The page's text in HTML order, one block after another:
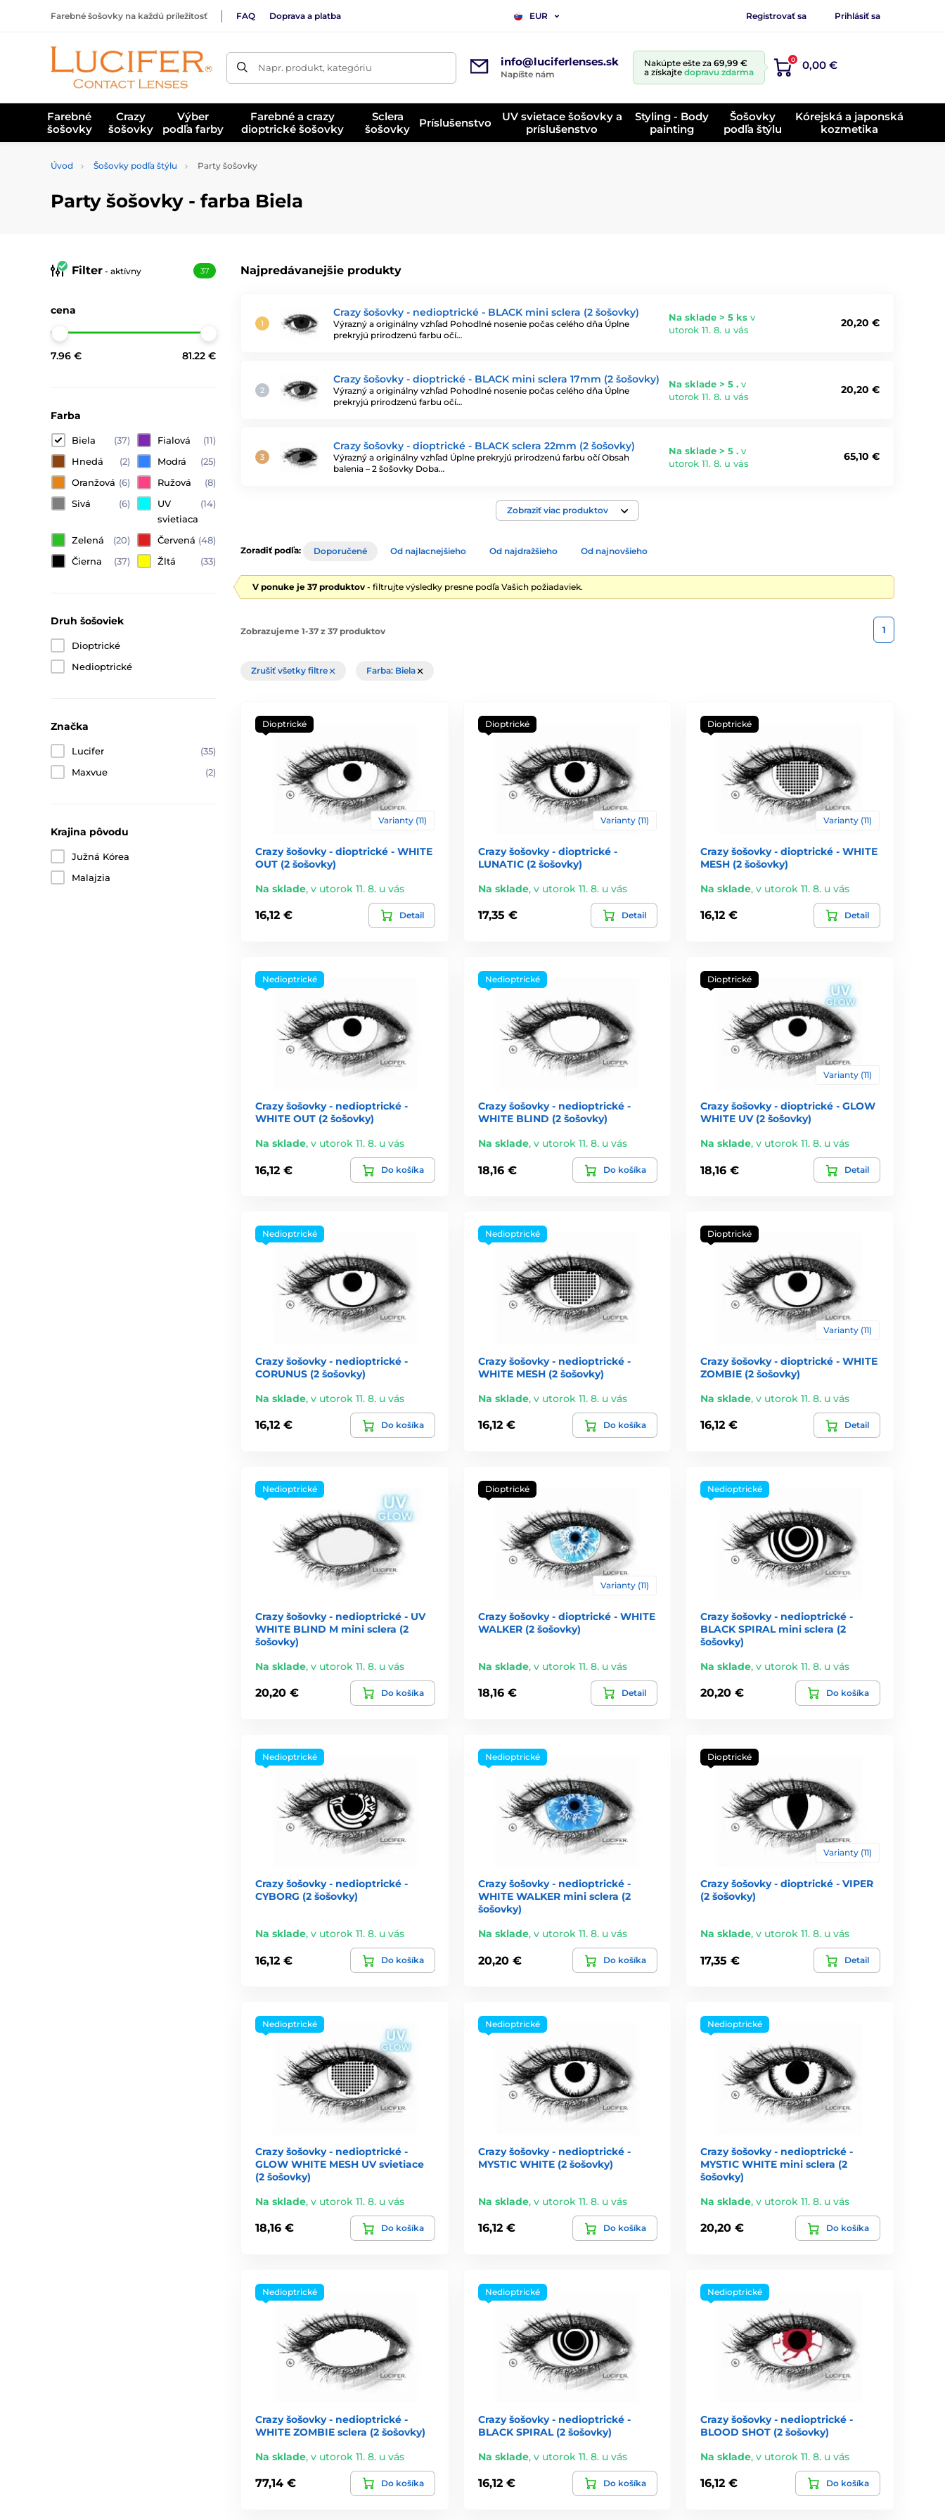
Farebné šošovky na každú príležitosť FAQ Doprava a platba EUR Registrovať sa Prihlásiť sa
Napr. produkt, kategóriu info@luciferlenses.sk
Napíšte nám
Nakúpte ešte za 69,99 €
a získajte dopravu zdarma
0 0,00 €
Farebné
šošovky
Crazy
šošovky
Výber
podľa farby
Farebné a crazy
dioptrické šošovky
Sclera
šošovky
Príslušenstvo
UV svietace šošovky a
príslušenstvo
Styling - Body
painting
Šošovky
podľa štýlu
Kórejská a japonská
kozmetika
Úvod Šošovky podľa štýlu Party šošovky
Party šošovky - farba Biela
Najpredávanejšie produkty
Crazy šošovky - nedioptrické - BLACK mini sclera (2 šošovky)
Výrazný a originálny vzhľad Pohodlné nosenie počas celého dňa Úplne
prekryjú prirodzenú farbu očí…
Na sklade > 5 ks v
utorok 11. 8. u vás
20,20 €
Crazy šošovky - dioptrické - BLACK mini sclera 17mm (2 šošovky)
Výrazný a originálny vzhľad Pohodlné nosenie počas celého dňa Úplne
prekryjú prirodzenú farbu očí…
Na sklade > 5 . v
utorok 11. 8. u vás
20,20 €
Crazy šošovky - dioptrické - BLACK sclera 22mm (2 šošovky)
Výrazný a originálny vzhľad Úplne prekryjú prirodzenú farbu očí Obsah
balenia – 2 šošovky Doba…
Na sklade > 5 . v
utorok 11. 8. u vás
65,10 €
Zobraziť viac produktov
Filter - aktívny 37
cena
7.96 € 81.22 €
Farba
Biela (37) Fialová
(11)
Hnedá
(2) Modrá
(25)
Oranžová (6) Ružová
(8)
Sivá
(6)
UV
svietiaca
(14)
Zelená (20) Červená (48)
Čierna
(37) Žltá (33)
Druh šošoviek
Dioptrické
Nedioptrické
Značka
Lucifer
(35)
Maxvue
(2)
Krajina pôvodu
Južná Kórea
Malajzia
Zoradiť podľa: Doporučené Od najlacnejšieho Od najdražšieho Od najnovšieho
V ponuke je 37 produktov - filtrujte výsledky presne podľa Vašich požiadaviek.
Zobrazujeme 1-37 z 37 produktov 1
Zrušiť všetky filtre Farba: Biela
Dioptrické
Varianty (11)
Crazy šošovky - dioptrické - WHITE
OUT (2 šošovky)
Na sklade, v utorok 11. 8. u vás
16,12 € Detail
Dioptrické
Varianty (11)
Crazy šošovky - dioptrické -
LUNATIC (2 šošovky)
Na sklade, v utorok 11. 8. u vás
17,35 € Detail
Dioptrické
Varianty (11)
Crazy šošovky - dioptrické - WHITE
MESH (2 šošovky)
Na sklade,v utorok 11. 8. u vás
16,12 € Detail
Nedioptrické
Crazy šošovky - nedioptrické -
WHITE OUT (2 šošovky)
Na sklade, v utorok 11. 8. u vás
16,12 € Do košíka
Nedioptrické
Crazy šošovky - nedioptrické -
WHITE BLIND (2 šošovky)
Na sklade, v utorok 11. 8. u vás
18,16 € Do košíka
Dioptrické
Varianty (11)
Crazy šošovky - dioptrické - GLOW
WHITE UV (2 šošovky)
Na sklade,v utorok 11. 8. u vás
18,16 € Detail
Nedioptrické
Crazy šošovky - nedioptrické -
CORUNUS (2 šošovky)
Na sklade, v utorok 11. 8. u vás
16,12 € Do košíka
Nedioptrické
Crazy šošovky - nedioptrické -
WHITE MESH (2 šošovky)
Na sklade, v utorok 11. 8. u vás
16,12 € Do košíka
Dioptrické
Varianty (11)
Crazy šošovky - dioptrické - WHITE
ZOMBIE (2 šošovky)
Na sklade,v utorok 11. 8. u vás
16,12 € Detail
Nedioptrické
Crazy šošovky - nedioptrické - UV
WHITE BLIND M mini sclera (2
šošovky)
Na sklade, v utorok 11. 8. u vás
20,20 € Do košíka
Dioptrické
Varianty (11)
Crazy šošovky - dioptrické - WHITE
WALKER (2 šošovky)
Na sklade, v utorok 11. 8. u vás
18,16 € Detail
Nedioptrické
Crazy šošovky - nedioptrické -
BLACK SPIRAL mini sclera (2
šošovky)
Na sklade,v utorok 11. 8. u vás
20,20 € Do košíka
Nedioptrické
Crazy šošovky - nedioptrické -
CYBORG (2 šošovky)
Na sklade, v utorok 11. 8. u vás
16,12 € Do košíka
Nedioptrické
Crazy šošovky - nedioptrické -
WHITE WALKER mini sclera (2
šošovky)
Na sklade, v utorok 11. 8. u vás
20,20 € Do košíka
Dioptrické
Varianty (11)
Crazy šošovky - dioptrické - VIPER
(2 šošovky)
Na sklade,v utorok 11. 8. u vás
17,35 € Detail
Nedioptrické
Crazy šošovky - nedioptrické -
GLOW WHITE MESH UV svietiace
(2 šošovky)
Na sklade, v utorok 11. 8. u vás
18,16 € Do košíka
Nedioptrické
Crazy šošovky - nedioptrické -
MYSTIC WHITE (2 šošovky)
Na sklade, v utorok 11. 8. u vás
16,12 € Do košíka
Nedioptrické
Crazy šošovky - nedioptrické -
MYSTIC WHITE mini sclera (2
šošovky)
Na sklade,v utorok 11. 8. u vás
20,20 € Do košíka
Nedioptrické
Crazy šošovky - nedioptrické -
WHITE ZOMBIE sclera (2 šošovky)
Na sklade, v utorok 11. 8. u vás
77,14 € Do košíka
Nedioptrické
Crazy šošovky - nedioptrické -
BLACK SPIRAL (2 šošovky)
Na sklade, v utorok 11. 8. u vás
16,12 € Do košíka
Nedioptrické
Crazy šošovky - nedioptrické -
BLOOD SHOT (2 šošovky)
Na sklade,v utorok 11. 8. u vás
16,12 € Do košíka